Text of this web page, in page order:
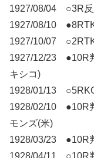
1927/08/04 ○3R
1927/08/10
1927/10/07
1927/12/23 ●10R
キシコ)
1928/01/13
1928/02/10 ●10R
モンズ(米)
1928/03/23 ●10R